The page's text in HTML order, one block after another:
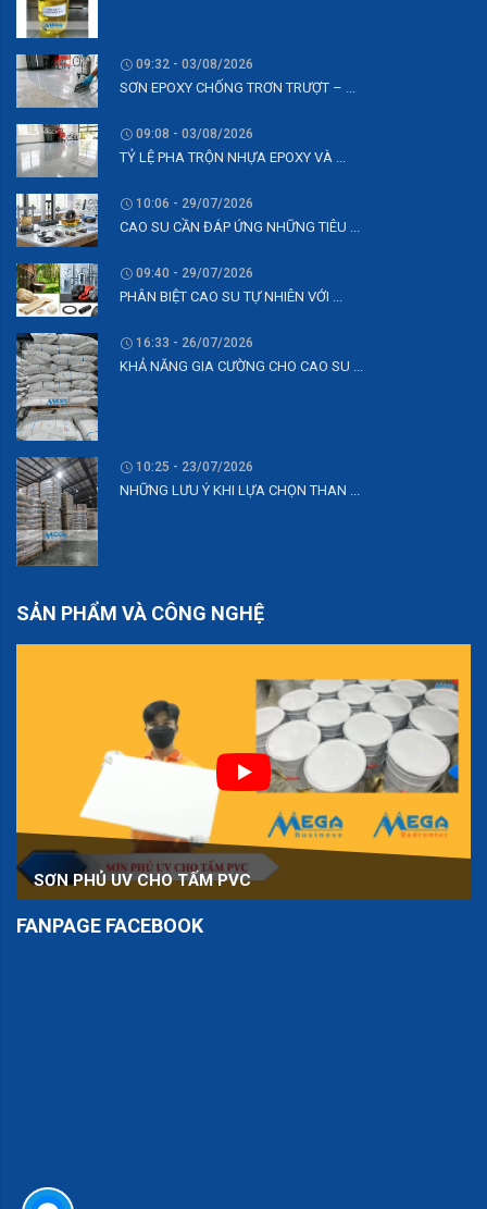
09:32 - 03/08/2026
SƠN EPOXY CHỐNG TRƠN TRƯỢT – ...
09:08 - 03/08/2026
TỶ LỆ PHA TRỘN NHỰA EPOXY VÀ ...
10:06 - 29/07/2026
CAO SU CẦN ĐÁP ỨNG NHỮNG TIÊU ...
09:40 - 29/07/2026
PHÂN BIỆT CAO SU TỰ NHIÊN VỚI ...
16:33 - 26/07/2026
KHẢ NĂNG GIA CƯỜNG CHO CAO SU ...
10:25 - 23/07/2026
NHỮNG LƯU Ý KHI LỰA CHỌN THAN ...
SẢN PHẨM VÀ CÔNG NGHỆ
SƠN PHỦ UV CHO TẤM PVC
FANPAGE FACEBOOK